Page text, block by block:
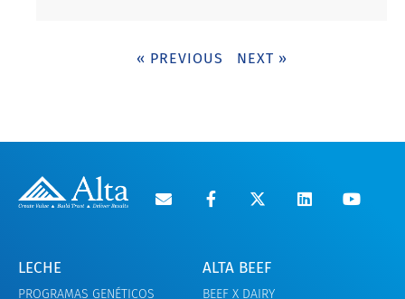
« PREVIOUS NEXT »
LECHE
PROGRAMAS GENÉTICOS
ALTA BEEF
BEEF X DAIRY